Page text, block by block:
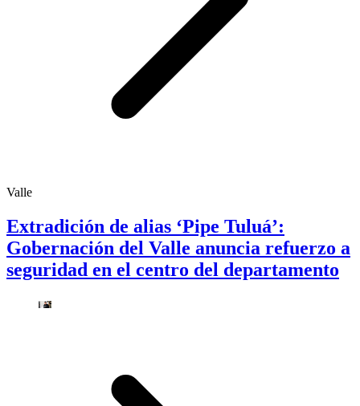
Valle
Extradición de alias ‘Pipe Tuluá’:
Gobernación del Valle anuncia refuerzo a
seguridad en el centro del departamento